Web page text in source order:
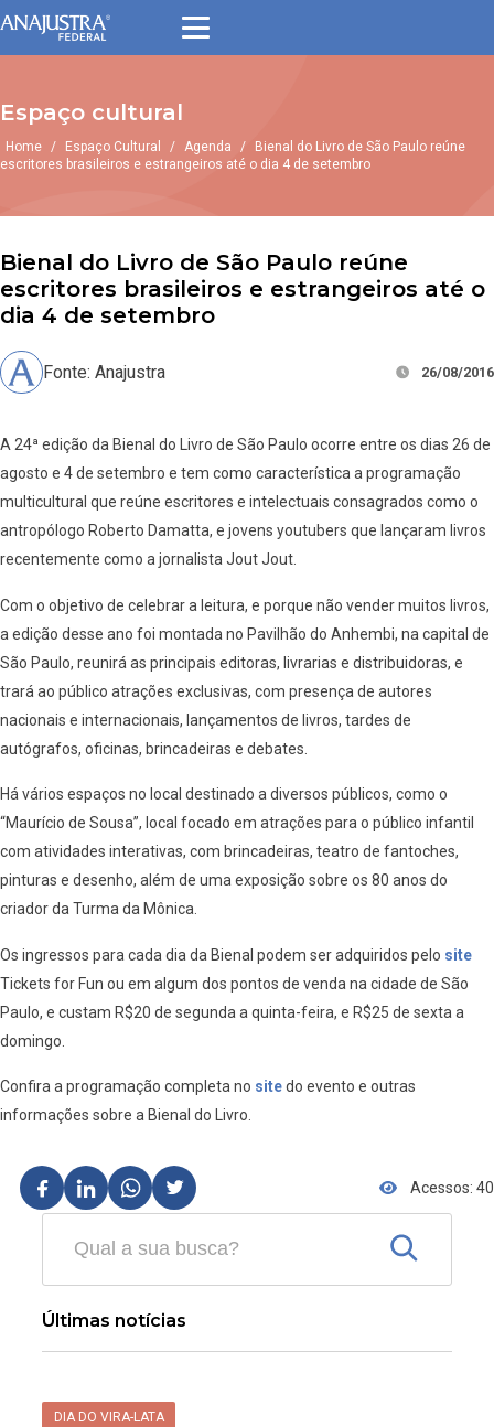
Espaço cultural
Home / Espaço Cultural / Agenda /
Bienal do Livro de São Paulo reúne
escritores brasileiros e estrangeiros até o dia 4 de setembro
Bienal do Livro de São Paulo reúne
escritores brasileiros e estrangeiros até o
dia 4 de setembro
Fonte: Anajustra 26/08/2016
A 24ª edição da Bienal do Livro de São Paulo ocorre entre os dias 26 de
agosto e 4 de setembro e tem como característica a programação
multicultural que reúne escritores e intelectuais consagrados como o
antropólogo Roberto Damatta, e jovens youtubers que lançaram livros
recentemente como a jornalista Jout Jout.
Com o objetivo de celebrar a leitura, e porque não vender muitos livros,
a edição desse ano foi montada no Pavilhão do Anhembi, na capital de
São Paulo, reunirá as principais editoras, livrarias e distribuidoras, e
trará ao público atrações exclusivas, com presença de autores
nacionais e internacionais, lançamentos de livros, tardes de
autógrafos, oficinas, brincadeiras e debates.
Há vários espaços no local destinado a diversos públicos, como o
“Maurício de Sousa”, local focado em atrações para o público infantil
com atividades interativas, com brincadeiras, teatro de fantoches,
pinturas e desenho, além de uma exposição sobre os 80 anos do
criador da Turma da Mônica.
Os ingressos para cada dia da Bienal podem ser adquiridos pelo site
Tickets for Fun ou em algum dos pontos de venda na cidade de São
Paulo, e custam R$20 de segunda a quinta-feira, e R$25 de sexta a
domingo.
Confira a programação completa no sitedo evento e outras
informações sobre a Bienal do Livro.
Acessos: 40
Últimas notícias
DIA DO VIRA-LATA